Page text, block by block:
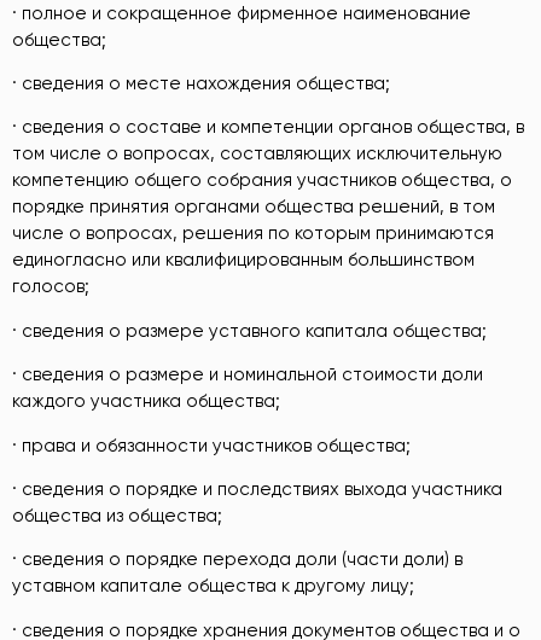
· полное и сокращенное фирменное наименование
общества;
· сведения о месте нахождения общества;
· сведения о составе и компетенции органов общества, в
том числе о вопросах, составляющих исключительную
компетенцию общего собрания участников общества, о
порядке принятия органами общества решений, в том
числе о вопросах, решения по которым принимаются
единогласно или квалифицированным большинством
голосов;
· сведения о размере уставного капитала общества;
· сведения о размере и номинальной стоимости доли
каждого участника общества;
· права и обязанности участников общества;
· сведения о порядке и последствиях выхода участника
общества из общества;
· сведения о порядке перехода доли (части доли) в
уставном капитале общества к другому лицу;
· сведения о порядке хранения документов общества и о